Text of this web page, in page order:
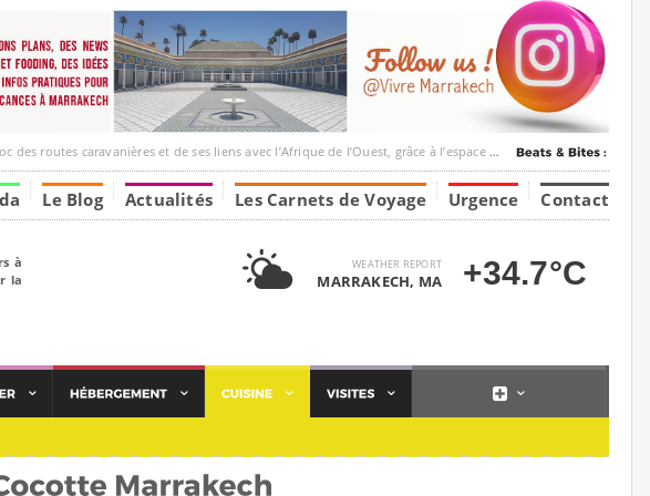
et de ses liens avec l’Afrique de l’Ouest, grâce à l’espace Marrakesh-Tumbuktu.
Le Blog Actualités Les Carnets de Voyage Urgence Contact
à
la
WEATHER REPORT
MARRAKECH, MA +34.7°C